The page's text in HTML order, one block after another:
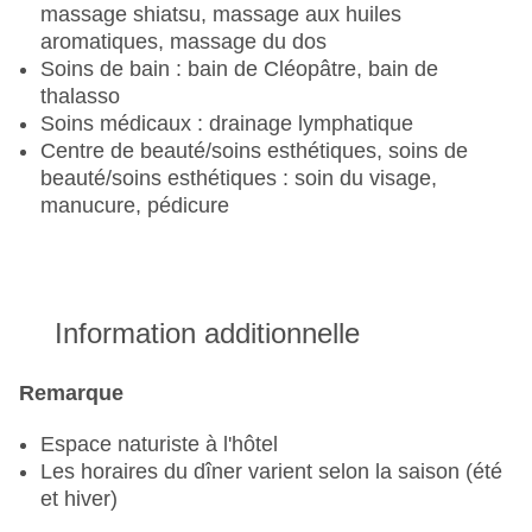
- 30 % de réduction sur les spiritueux les plus
exclusifs
- 30 % de réduction sur chaque bouteille de
champagne ou de vin d'exception
Déjeuner à la carte dans l'espace réservé sur la
terrasse du restaurant principal
Milk Lab / Kiosque / Bar de la piscine : tous les
repas sont compris
chambre, réapprovisionné une fois par jour.
massage shiatsu, massage aux huiles
aromatiques, massage du dos
Soins de bain : bain de Cléopâtre, bain de
thalasso
Soins médicaux : drainage lymphatique
Centre de beauté/soins esthétiques, soins de
beauté/soins esthétiques : soin du visage,
manucure, pédicure
Information additionnelle
Remarque
Espace naturiste à l'hôtel
Les horaires du dîner varient selon la saison (été
et hiver)